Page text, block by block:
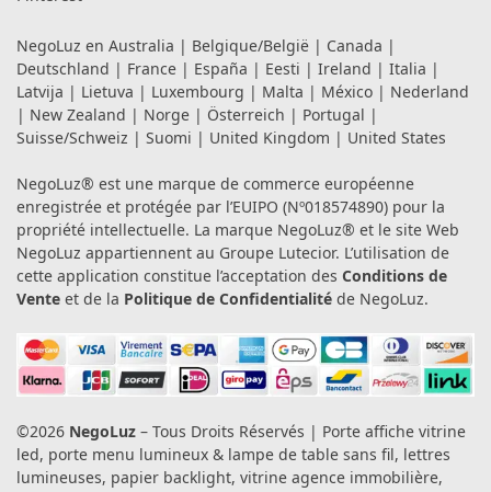
NegoLuz en Australia | Belgique/België | Canada |
Deutschland | France | España | Eesti | Ireland | Italia |
Latvija | Lietuva | Luxembourg | Malta | México | Nederland
| New Zealand | Norge | Österreich | Portugal |
Suisse/Schweiz | Suomi | United Kingdom | United States
NegoLuz® est une marque de commerce européenne
enregistrée et protégée par l’EUIPO (Nº018574890) pour la
propriété intellectuelle. La marque NegoLuz® et le site Web
NegoLuz appartiennent au Groupe Lutecior. L’utilisation de
cette application constitue l’acceptation des Conditions de
Vente et de la Politique de Confidentialité de NegoLuz.
©2026 NegoLuz – Tous Droits Réservés | Porte affiche vitrine
led, porte menu lumineux & lampe de table sans fil, lettres
lumineuses, papier backlight, vitrine agence immobilière,